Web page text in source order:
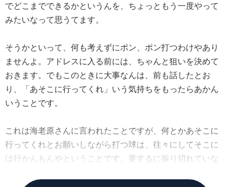
でどこまでできるかというんを、ちょっともう一度やって
みたいなって思うてます。
そうかといって、何も考えずにポン、ポン打つわけやあり
ませんよ。アドレスに入る前には、ちゃんと狙いを決めて
おきます。でもこのときに大事なんは、前も話したとお
り、「あそこに行ってくれ」いう気持ちをもったらあかん
いうことです。
これは海老原さんに言われたことですが、何とかあそこに
行ってくれとお願いしながら打つ球は、往々にしてそこに
は行かんもんやということです。要するに振り切れていな